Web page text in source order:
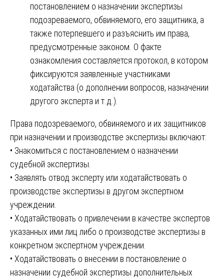
постановлением о назначении экспертизы
подозреваемого, обвиняемого, его защитника, а
также потерпевшего и разъяснить им права,
предусмотренные законом. О факте
ознакомления составляется протокол, в котором
фиксируются заявленные участниками
ходатайства (о дополнении вопросов, назначении
другого эксперта и т.д.).
Права подозреваемого, обвиняемого и их защитников
при назначении и производстве экспертизы включают:
• Знакомиться с постановлением о назначении
судебной экспертизы.
• Заявлять отвод эксперту или ходатайствовать о
производстве экспертизы в другом экспертном
учреждении.
• Ходатайствовать о привлечении в качестве экспертов
указанных ими лиц либо о производстве экспертизы в
конкретном экспертном учреждении.
• Ходатайствовать о внесении в постановление о
назначении судебной экспертизы дополнительных